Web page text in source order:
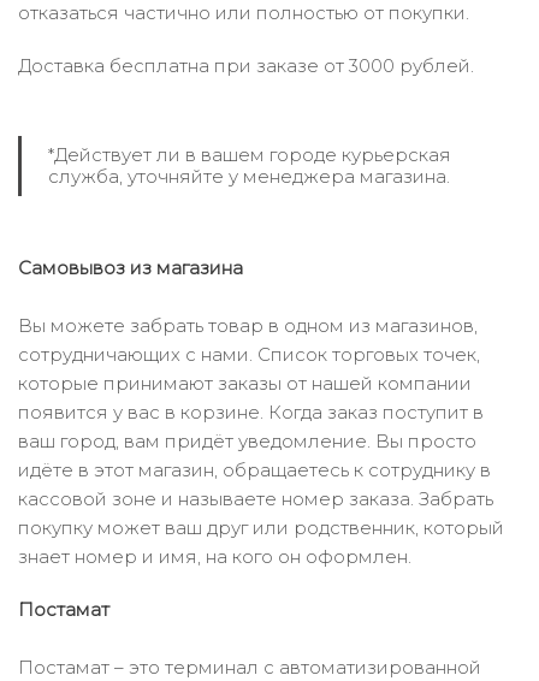
отказаться частично или полностью от покупки.
Доставка бесплатна при заказе от 3000 рублей.
*Действует ли в вашем городе курьерская
служба, уточняйте у менеджера магазина.
Самовывоз из магазина
Вы можете забрать товар в одном из магазинов,
сотрудничающих с нами. Список торговых точек,
которые принимают заказы от нашей компании
появится у вас в корзине. Когда заказ поступит в
ваш город, вам придёт уведомление. Вы просто
идёте в этот магазин, обращаетесь к сотруднику в
кассовой зоне и называете номер заказа. Забрать
покупку может ваш друг или родственник, который
знает номер и имя, на кого он оформлен.
Постамат
Постамат – это терминал с автоматизированной